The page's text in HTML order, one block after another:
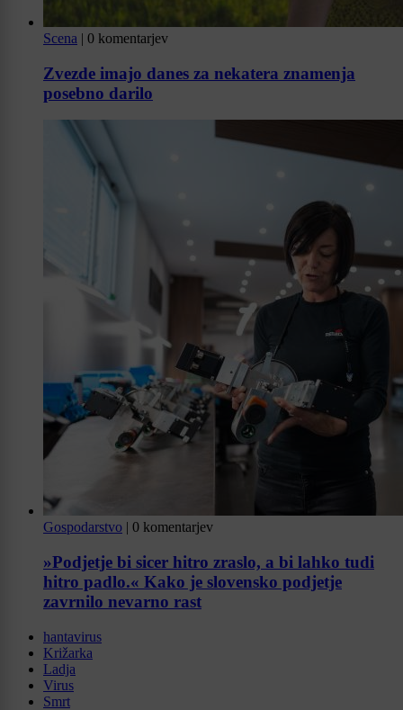
Scena | 0 komentarjev
Zvezde imajo danes za nekatera znamenja
posebno darilo
Gospodarstvo | 0 komentarjev
»Podjetje bi sicer hitro zraslo, a bi lahko tudi
hitro padlo.« Kako je slovensko podjetje
zavrnilo nevarno rast
hantavirus
Križarka
Ladja
Virus
Smrt